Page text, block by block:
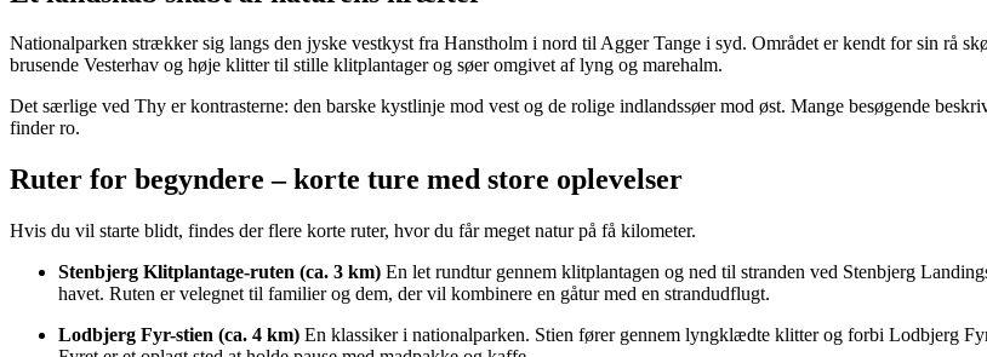
Nationalparken strækker sig langs den jyske vestkyst fra Hanstholm i nord til Agger Tange i syd. Området er kendt for sin rå
brusende Vesterhav og høje klitter til stille klitplantager og søer omgivet af lyng og marehalm.
Det særlige ved Thy er kontrasterne: den barske kystlinje mod vest og de rolige indlandssøer mod øst. Mange besøgende
finder ro.
Ruter for begyndere – korte ture med store oplevelser
Hvis du vil starte blidt, findes der flere korte ruter, hvor du får meget natur på få kilometer.
Stenbjerg Klitplantage-ruten (ca. 3 km) En let rundtur gennem klitplantagen og ned til stranden ved Stenbjerg
havet. Ruten er velegnet til familier og dem, der vil kombinere en gåtur med en strandudflugt.
Lodbjerg Fyr-stien (ca. 4 km) En klassiker i nationalparken. Stien fører gennem lyngklædte klitter og forbi Lodbjerg